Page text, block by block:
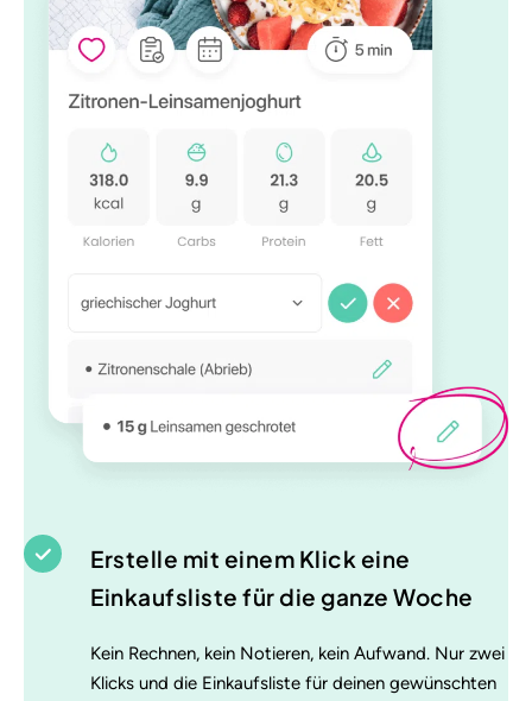
Erstelle mit einem Klick eine
Einkaufsliste für die ganze Woche
Kein Rechnen, kein Notieren, kein Aufwand. Nur zwei
Klicks und die Einkaufsliste für deinen gewünschten